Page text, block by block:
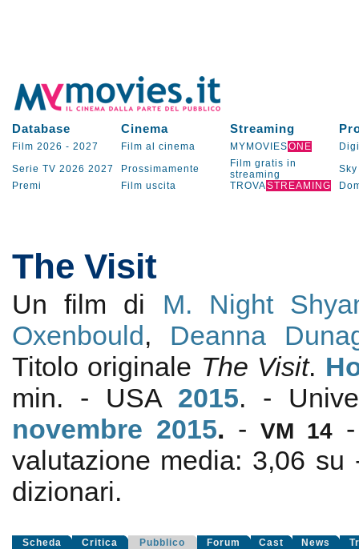
Database Cinema Streaming
Film 2026 - 2027 Film al cinema MYMOVIESONE
Serie TV 2026 2027 Prossimamente
Film gratis in
streaming
Sky
Premi
Film uscita TROVASTREAMING
The Visit
Un film di M. Night
Oxenbould, Deanna
Titolo originale The Visit.
min. - USA 2015. -
novembre 2015. - VM 14
valutazione media: 3,06 su
dizionari.
Scheda Critica Pubblico Forum Cast News